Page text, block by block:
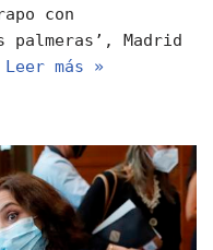
con
Madrid
Leer más »